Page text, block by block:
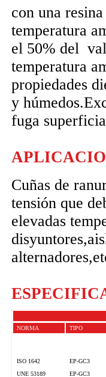
con una
temperatura
el 50% del
temperatura
propiedades
y
fuga
Cuñas de
tensión que
elevadas
NORMA TIPO
ISO 1642
UNE 53189
EP-GC3
EP-GC3